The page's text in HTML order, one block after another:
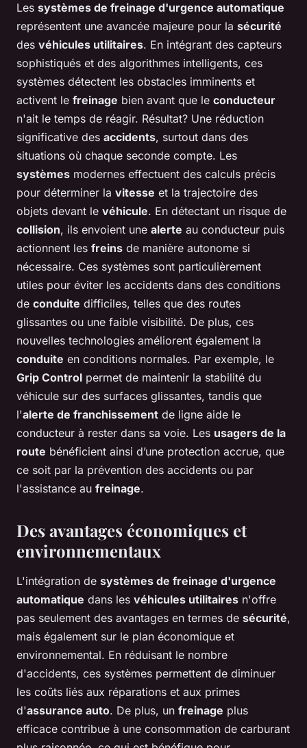
Les systèmes de freinage d'urgence automatique
représentent une avancée majeure pour la sécurité
des véhicules utilitaires. En intégrant des capteurs
sophistiqués et des algorithmes intelligents, ces
systèmes détectent les obstacles imminents et
activent le freinage bien avant que le conducteur
n'ait le temps de réagir. Résultat? Une réduction
significative des accidents, surtout dans des
situations où chaque seconde compte. Les
systèmes modernes effectuent des calculs précis
pour déterminer la vitesse et la trajectoire des
objets devant le véhicule. En détectant un risque de
collision, ils envoient une alerte au conducteur puis
actionnent les freins de manière autonome si
nécessaire. Ces systèmes sont particulièrement
utiles pour éviter les accidents dans des conditions
de conduite difficiles, telles que des routes
glissantes ou une faible visibilité. De plus, ces
nouvelles technologies améliorent également la
conduite en conditions normales. Par exemple, le
Grip Control permet de maintenir la stabilité du
véhicule sur des surfaces glissantes, tandis que
l'alerte de franchissement de ligne aide le
conducteur à rester dans sa voie. Les usagers de la
route bénéficient ainsi d’une protection accrue, que
ce soit par la prévention des accidents ou par
l'assistance au freinage.
Des avantages économiques et
environnementaux
L'intégration de systèmes de freinage d'urgence
automatique dans les véhicules utilitaires n'offre
pas seulement des avantages en termes de sécurité,
mais également sur le plan économique et
environnemental. En réduisant le nombre
d'accidents, ces systèmes permettent de diminuer
les coûts liés aux réparations et aux primes
d'assurance auto. De plus, un freinage plus
efficace contribue à une consommation de carburant